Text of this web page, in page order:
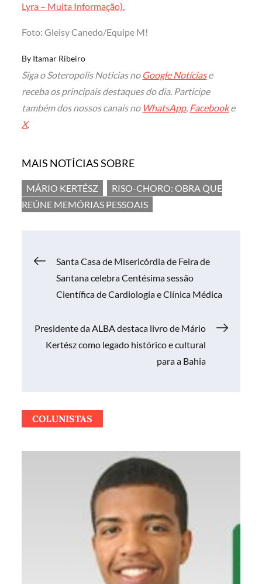
Lyra – Muita Informação).
Foto: Gleisy Canedo/Equipe M!
By Itamar Ribeiro
Siga o Soteropolis Noticias no Google Notíciase
receba os principais destaques do dia. Participe
também dos nossos canais no WhatsApp, Facebooke
X.
MAIS NOTÍCIAS SOBRE
MÁRIO KERTÉSZ
RISO-CHORO: OBRA QUE
REÚNE MEMÓRIAS PESSOAIS
Navegação
de
Post
Santa Casa de Misericórdia de Feira de
Santana celebra Centésima sessão
Científica de Cardiologia e Clínica Médica
Presidente da ALBA destaca livro de Mário
Kertész como legado histórico e cultural
para a Bahia
COLUNISTAS